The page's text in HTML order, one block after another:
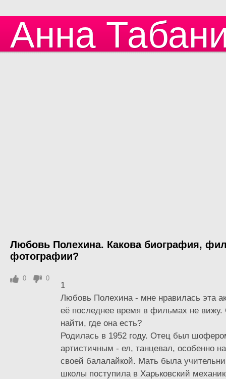
Анна
Любовь Полехина. Какова биография,
фотографии?
1
Любовь Полехина - мне нравилась эта
её последнее время в фильмах не вижу.
найти, где она есть?
Родилась в 1952 году. Отец был
артистичным - ел, танцевал, особенно
своей балалайкой. Мать была
школы поступила в Харьковский
0 0